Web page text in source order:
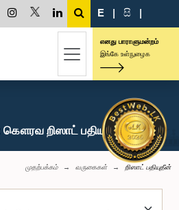
E | සි |
எனது பாராளுமன்றம்
இங்கே உள்நுழைக
கௌரவ றிஸாட் பதியுதீன், பா.உ.
முதற்பக்கம் வருகைகள் றிஸாட் பதியுதீன்